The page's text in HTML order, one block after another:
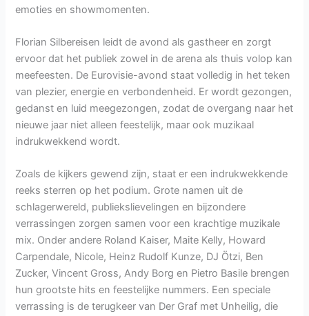
emoties en showmomenten.
Florian Silbereisen leidt de avond als gastheer en zorgt
ervoor dat het publiek zowel in de arena als thuis volop kan
meefeesten. De Eurovisie-avond staat volledig in het teken
van plezier, energie en verbondenheid. Er wordt gezongen,
gedanst en luid meegezongen, zodat de overgang naar het
nieuwe jaar niet alleen feestelijk, maar ook muzikaal
indrukwekkend wordt.
Zoals de kijkers gewend zijn, staat er een indrukwekkende
reeks sterren op het podium. Grote namen uit de
schlagerwereld, publiekslievelingen en bijzondere
verrassingen zorgen samen voor een krachtige muzikale
mix. Onder andere Roland Kaiser, Maite Kelly, Howard
Carpendale, Nicole, Heinz Rudolf Kunze, DJ Ötzi, Ben
Zucker, Vincent Gross, Andy Borg en Pietro Basile brengen
hun grootste hits en feestelijke nummers. Een speciale
verrassing is de terugkeer van Der Graf met Unheilig, die